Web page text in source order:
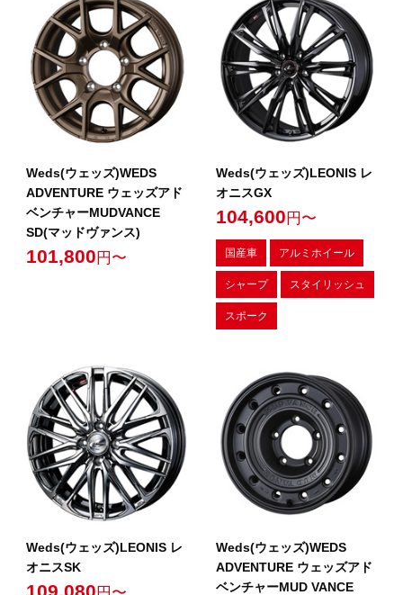
Weds(ウェッズ)WEDS
ADVENTURE ウェッズアド
ベンチャーMUDVANCE
SD(マッドヴァンス)
101,800 円〜
Weds(ウェッズ)LEONIS レ
オニスGX
104,600 円〜
国産車 アルミホイール
シャープ スタイリッシュ
スポーク
Weds(ウェッズ)LEONIS レ
オニスSK
109,080
Weds(ウェッズ)WEDS
ADVENTURE ウェッズアド
ベンチャーMUD VANCE